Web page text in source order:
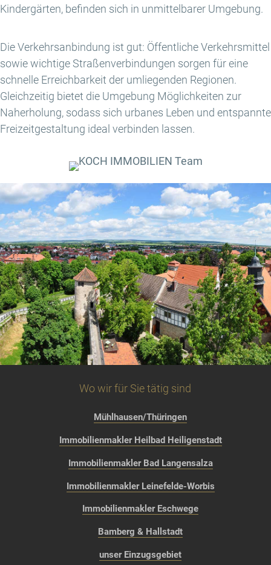
Kindergärten, befinden sich in unmittelbarer Umgebung.
Die Verkehrsanbindung ist gut: Öffentliche Verkehrsmittel
sowie wichtige Straßenverbindungen sorgen für eine
schnelle Erreichbarkeit der umliegenden Regionen.
Gleichzeitig bietet die Umgebung Möglichkeiten zur
Naherholung, sodass sich urbanes Leben und entspannte
Freizeitgestaltung ideal verbinden lassen.
Wo wir für Sie tätig sind
Mühlhausen/Thüringen
Immobilienmakler Heilbad Heiligenstadt
Immobilienmakler Bad Langensalza
Immobilienmakler Leinefelde-Worbis
Immobilienmakler Eschwege
Bamberg & Hallstadt
unser Einzugsgebiet